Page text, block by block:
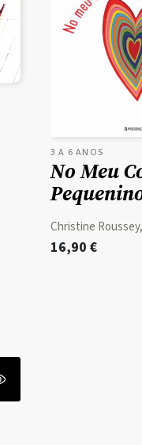
3 A 6 ANOS
No Meu
Christine
16,90 €